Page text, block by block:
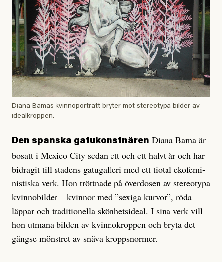
Diana Bamas kvinnoporträtt bryter mot stereotypa bilder av
idealkroppen.
Den spanska gatukonstnären Diana Bama är
bosatt i Mexico City sedan ett och ett halvt år och har
bidragit till stadens gatugalleri med ett tiotal ekofemi­
nistiska verk. Hon tröttnade på över­dosen av stereotypa
kvinnobilder – kvinnor med ”sexiga kurvor”, röda
läppar och traditionella skönhetsideal. I sina verk vill
hon utmana bilden av kvinnokroppen och bryta det
gängse mönstret av snäva kroppsnormer.